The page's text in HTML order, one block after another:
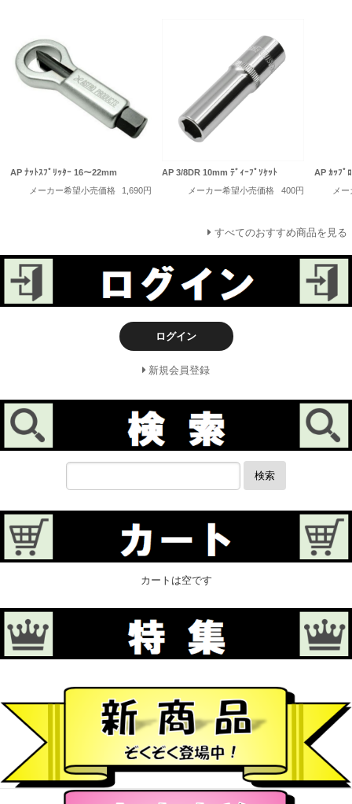
AP ﾅｯﾄｽﾌﾟﾘｯﾀｰ 16～22mm
メーカー希望小売価格
1,690円
AP 3/8DR 10mm ﾃﾞｨｰﾌﾟｿｹｯﾄ
メーカー希望小売価格
400円
AP ｶｯﾌﾟ
メ
すべてのおすすめ商品を見る
ログイン
新規会員登録
検索
カートは空です